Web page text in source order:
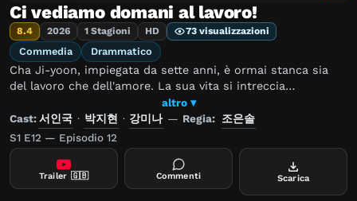
Ci vediamo domani al lavoro!
8.4 2026 1 Stagioni HD 73 visualizzazioni
Commedia Drammatico
Cha Ji-yoon, impiegata da sette anni, è ormai stanca sia
del lavoro che dell'amore. La sua vita si intreccia
inaspettatamente con quella del suo scontroso capo Kang
Si-woo. Dietro i suoi modi freddi, però, Ji-yoon scopre un
uomo premuroso e sincero. Tra giornate in ufficio tutte
uguali, imprevisti sul lavoro e ferite di passate delusioni
amorose, i due diventano insostituibili l'uno per l'altra.
altro ▾
Cast:서인국 · 박지현 · 강미나 — Regia: 조은솔
S1 E12 — Episodio 12
Trailer 🇬🇧 Commenti Scarica